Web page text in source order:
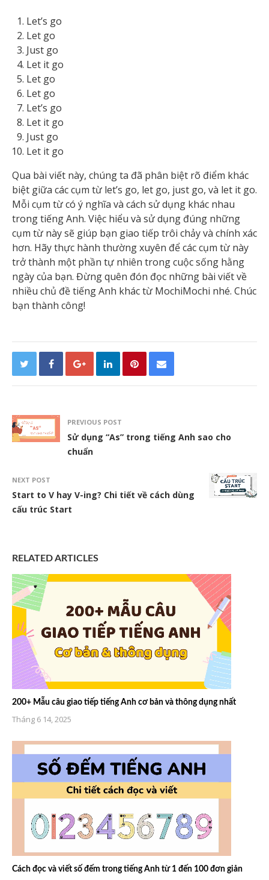
Let’s go
Let go
Just go
Let it go
Let go
Let go
Let’s go
Let it go
Just go
Let it go
Qua bài viết này, chúng ta đã phân biệt rõ điểm khác
biệt giữa các cụm từ let’s go, let go, just go, và let it go.
Mỗi cụm từ có ý nghĩa và cách sử dụng khác nhau
trong tiếng Anh. Việc hiểu và sử dụng đúng những
cụm từ này sẽ giúp bạn giao tiếp trôi chảy và chính xác
hơn. Hãy thực hành thường xuyên để các cụm từ này
trở thành một phần tự nhiên trong cuộc sống hằng
ngày của bạn. Đừng quên đón đọc những bài viết về
nhiều chủ đề tiếng Anh khác từ MochiMochi nhé. Chúc
bạn thành công!
PREVIOUS POST
Sử dụng “As” trong tiếng Anh sao cho
chuẩn
NEXT POST
Start to V hay V-ing? Chi tiết về cách dùng
cấu trúc Start
RELATED ARTICLES
200+ Mẫu câu giao tiếp tiếng Anh cơ bản và thông dụng nhất
Tháng 6 14, 2025
Cách đọc và viết số đếm trong tiếng Anh từ 1 đến 100 đơn giản